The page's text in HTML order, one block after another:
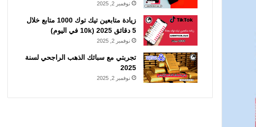
نوفمبر 2, 2025
زيادة متابعين تيك توك 1000 متابع خلال
5 دقائق 2025 (10k في اليوم)
نوفمبر 2, 2025
تجربتي مع سبائك الذهب الراجحي لسنة
2025
نوفمبر 2, 2025